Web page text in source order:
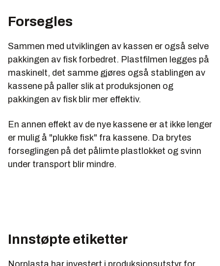
Forsegles
Sammen med utviklingen av kassen er også selve
pakkingen av fisk forbedret. Plastfilmen legges på
maskinelt, det samme gjøres også stablingen av
kassene på paller slik at produksjonen og
pakkingen av fisk blir mer effektiv.
En annen effekt av de nye kassene er at ikke lenger
er mulig å "plukke fisk" fra kassene. Da brytes
forseglingen på det pålimte plastlokket og svinn
under transport blir mindre.
Innstøpte etiketter
Norplasta har investert i produksjonsutstyr for